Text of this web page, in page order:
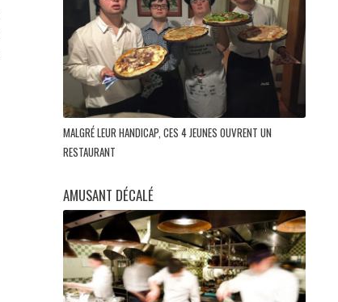
MALGRÉ LEUR HANDICAP, CES 4 JEUNES OUVRENT UN
RESTAURANT
AMUSANT DÉCALÉ